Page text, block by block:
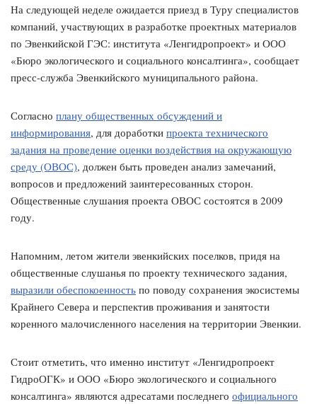
На следующей неделе ожидается приезд в Туру специалистов
компаний, участвующих в разработке проектных материалов
по Эвенкийской ГЭС: института «Ленгидропроект» и ООО
«Бюро экологического и социального консалтинга», сообщает
пресс-служба Эвенкийского муниципального района.
Согласно плану общественных обсуждений и
информирования, для доработки проекта технического
задания на проведение оценки воздействия на окружающую
среду (ОВОС), должен быть проведен анализ замечаний,
вопросов и предложений заинтересованных сторон.
Общественные слушания проекта ОВОС состоятся в 2009
году.
Напомним, летом жители эвенкийских поселков, придя на
общественные слушанья по проекту технического задания,
выразили обеспокоенность по поводу сохранения экосистемы
Крайнего Севера и перспектив проживания и занятости
коренного малочисленного населения на территории Эвенкии.
Стоит отметить, что именно институт «Ленгидропроект
ГидроОГК» и ООО «Бюро экологического и социального
консалтинга» являются адресатами последнего официального